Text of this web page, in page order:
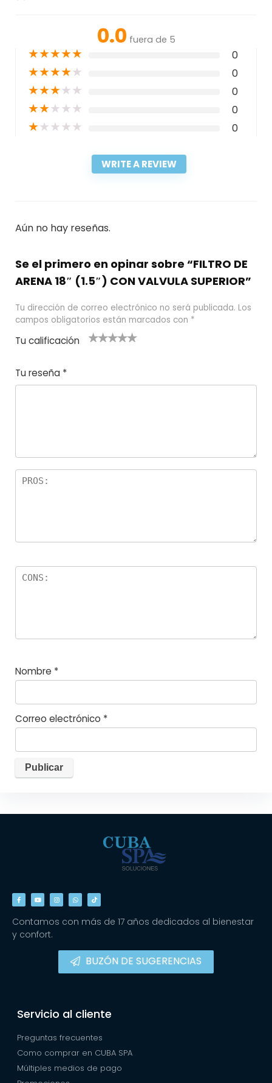
0.0 fuera de 5
★★★★★ 0
★★★★★ 0
★★★★★ 0
★★★★★ 0
★★★★★ 0
WRITE A REVIEW
Aún no hay reseñas.
Se el primero en opinar sobre “FILTRO DE
ARENA 18″ (1.5″) CON VALVULA SUPERIOR”
Tu dirección de correo electrónico no será publicada. Los
campos obligatorios están marcados con *
Tu calificación
e
el
5
las
s
Tu reseña *
Nombre *
Correo electrónico *
Contamos con más de 17 años dedicados al bienestar
y confort.
BUZÓN DE SUGERENCIAS
Servicio al cliente
Preguntas frecuentes
Como comprar en CUBA SPA
Múltiples medios de pago